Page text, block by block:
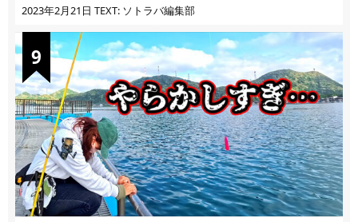
2023年2月21日 TEXT: ソトラバ編集部